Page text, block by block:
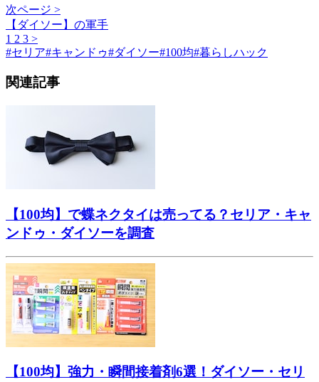
次ページ >
【ダイソー】の軍手
1 2 3 >
#セリア#キャンドゥ#ダイソー#100均#暮らしハック
関連記事
【100均】で蝶ネクタイは売ってる？セリア・キャ
ンドゥ・ダイソーを調査
【100均】強力・瞬間接着剤6選！ダイソー・セリ